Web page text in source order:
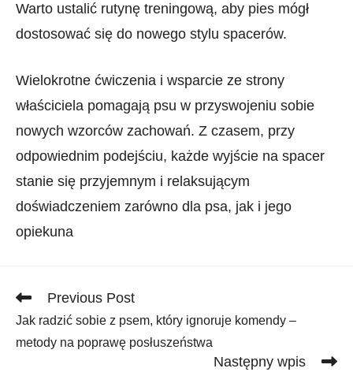
Warto ustalić‌ rutynę treningową, aby pies ⁤mógł
dostosować się do nowego stylu spacerów.⁣
Wielokrotne ‌ćwiczenia i⁣ wsparcie ze strony
⁤właściciela pomagają psu ⁢w przyswojeniu sobie
nowych wzorców zachowań. Z czasem, przy
odpowiednim ⁣podejściu, każde wyjście na spacer
stanie ⁣się przyjemnym i relaksującym
doświadczeniem zarówno dla psa, jak i jego
opiekuna
Read
articles
Previous Post
Jak radzić sobie z psem, który ignoruje komendy –
metody na poprawę posłuszeństwa
Następny wpis